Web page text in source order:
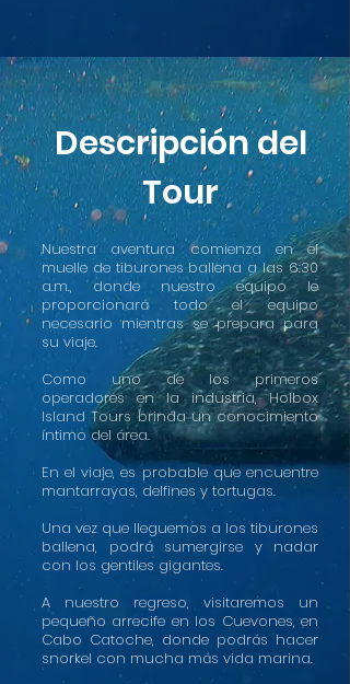
Descripción del
Tour
Nuestra aventura comienza en el
muelle de tiburones ballena a las 6:30
a.m., donde nuestro equipo le
proporcionará todo el equipo
necesario mientras se prepara para
su viaje.
Como uno de los primeros
operadores en la industria, Holbox
Island Tours brinda un conocimiento
íntimo del área.
En el viaje, es probable que encuentre
mantarrayas, delfines y tortugas.
Una vez que lleguemos a los tiburones
ballena, podrá sumergirse y nadar
con los gentiles gigantes.
A nuestro regreso, visitaremos un
pequeño arrecife en los Cuevones, en
Cabo Catoche, donde podrás hacer
snorkel con mucha más vida marina.